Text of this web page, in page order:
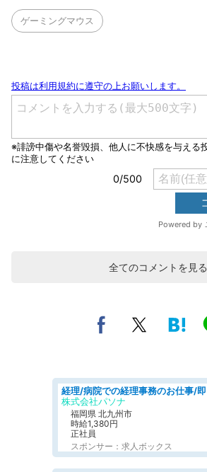
ゲーミングマウス
全てのコメントを見る
株式会社パソナ
福岡県 北九州市
時給1,380円
正社員
スポンサー：求人ボックス